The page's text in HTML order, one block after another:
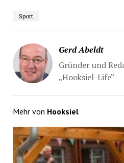
Sport
Gerd Abeldt
Gründer und
„Hooksiel-Life“
Mehr von Hooksiel